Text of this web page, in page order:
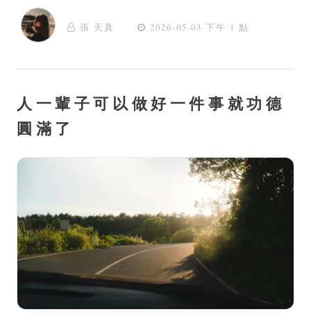
張 天真 2026-05-03 下午 1 點
人一輩子可以做好一件事就功德
圓滿了